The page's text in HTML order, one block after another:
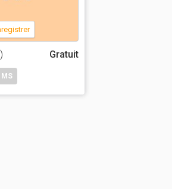
Gratuit
MS